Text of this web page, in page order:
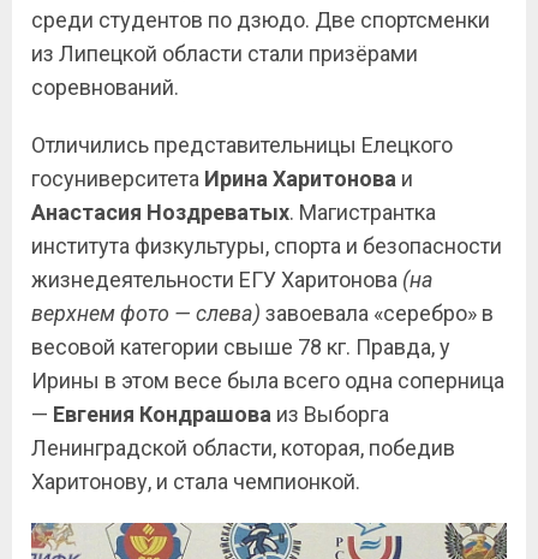
среди студентов по дзюдо. Две спортсменки
из Липецкой области стали призёрами
соревнований.
Отличились представительницы Елецкого
госуниверситета Ирина Харитонова и
Анастасия Ноздреватых. Магистрантка
института физкультуры, спорта и безопасности
жизнедеятельности ЕГУ Харитонова (на
верхнем фото — слева) завоевала «серебро» в
весовой категории свыше 78 кг. Правда, у
Ирины в этом весе была всего одна соперница
— Евгения Кондрашова из Выборга
Ленинградской области, которая, победив
Харитонову, и стала чемпионкой.